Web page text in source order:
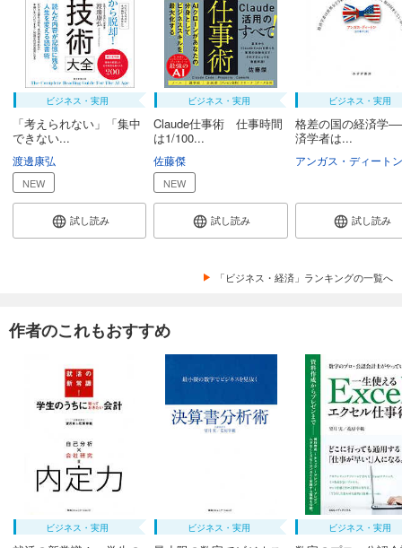
ビジネス・実用
「考えられない」「集中
できない...
渡邊康弘
NEW
試し読み
ビジネス・実用
Claude仕事術 仕事時間
は1/100...
佐藤傑
NEW
試し読み
ビジネス・実用
格差の国の経済学
済学者は...
アンガス・ディートン
試し読み
「ビジネス・経済」ランキングの一覧へ
作者のこれもおすすめ
ビジネス・実用 ビジネス・実用 ビジネス・実用